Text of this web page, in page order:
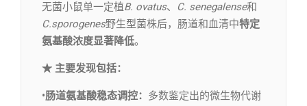
​无菌小鼠单一定植B. ovatus、 C. senegalense和
C.sporogenes野生型菌株后，肠道和血清中特定
氨基酸浓度显著降低。
★ 主要发现包括：
•肠道氨基酸稳态调控： 多数鉴定出的微生物代谢